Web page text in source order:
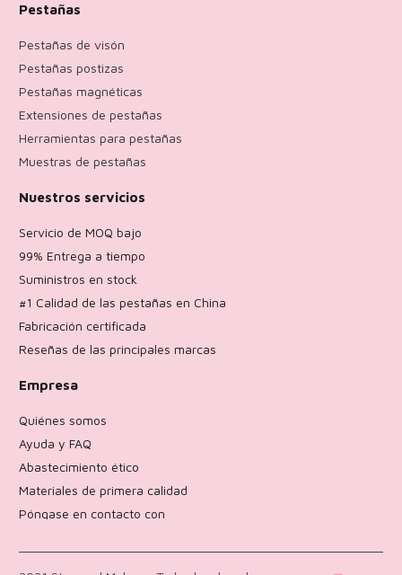
Pestañas
Pestañas de visón
Pestañas postizas
Pestañas magnéticas
Extensiones de pestañas
Herramientas para pestañas
Muestras de pestañas
Nuestros servicios
Servicio de MOQ bajo
99% Entrega a tiempo
Suministros en stock
#1 Calidad de las pestañas en China
Fabricación certificada
Reseñas de las principales marcas
Empresa
Quiénes somos
Ayuda y FAQ
Abastecimiento ético
Materiales de primera calidad
Póngase en contacto con